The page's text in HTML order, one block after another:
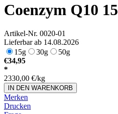
Coenzym Q10
Artikel-Nr. 0020-01
Lieferbar ab 14.08.2026
15g
30g
50g
€34,95
*
2330,00 €/kg
IN DEN WARENKORB
Merken
Drucken